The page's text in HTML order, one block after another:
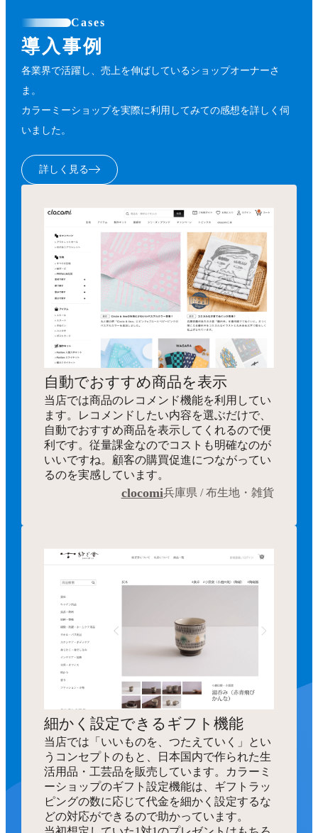
Cases
導入事例
各業界で活躍し、売上を伸ばしているショップオーナーさ
ま。
カラーミーショップを実際に利用してみての感想を詳しく伺
いました。
詳しく見る
自動でおすすめ商品を表示
当店では商品のレコメンド機能を利用してい
ます。レコメンドしたい内容を選ぶだけで、
自動でおすすめ商品を表示してくれるので便
利です。従量課金なのでコストも明確なのが
いいですね。顧客の購買促進につながってい
るのを実感しています。
clocomi兵庫県 / 布生地・雑貨
細かく設定できるギフト機能
当店では「いいものを、つたえていく」とい
うコンセプトのもと、日本国内で作られた生
活用品・工芸品を販売しています。カラーミ
ーショップのギフト設定機能は、ギフトラッ
ピングの数に応じて代金を細かく設定するな
どの対応ができるので助かっています。